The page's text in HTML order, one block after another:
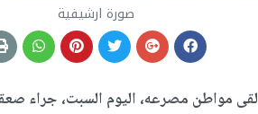
صورة ارشيفية
لقى مواطن مصرعه، اليوم السبت، جراء